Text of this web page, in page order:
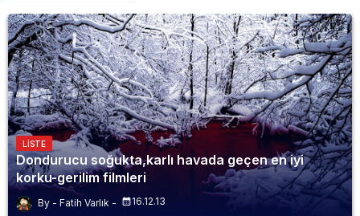
LISTE
Dondurucu soğukta,karlı havada geçen en iyi
korku-gerilim filmleri
Fatih Varlık 16.12.13